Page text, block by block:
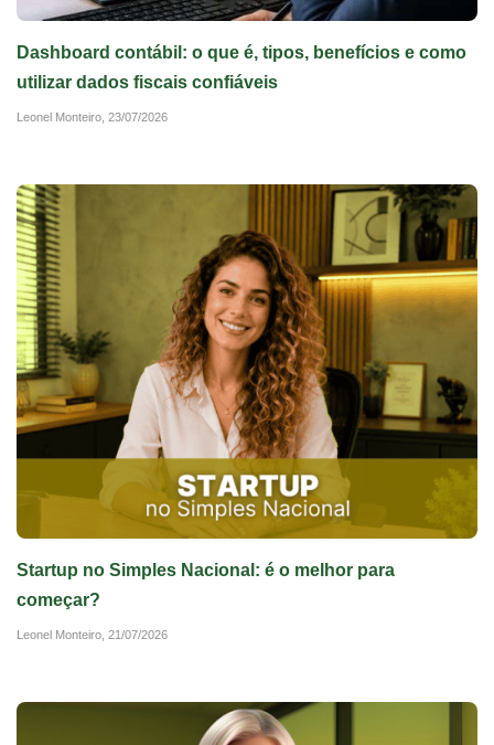
Dashboard contábil: o que é, tipos, benefícios e como
utilizar dados fiscais confiáveis
Leonel Monteiro, 23/07/2026
Startup no Simples Nacional: é o melhor para
começar?
Leonel Monteiro, 21/07/2026